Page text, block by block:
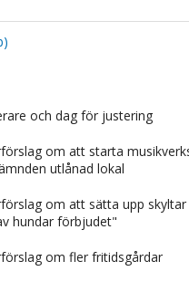
och dag för justering
om att starta
utlånad lokal
om att sätta upp skyltar
hundar förbjudet"
om fler fritidsgårdar